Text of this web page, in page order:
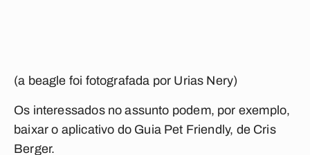
(a beagle foi fotografada por Urias Nery)
Os interessados no assunto podem, por exemplo,
baixar o aplicativo doGuia Pet Friendly, de Cris
Berger.